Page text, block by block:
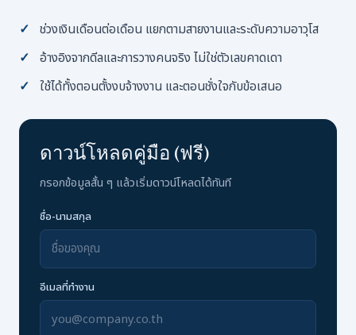
ช่วงเงินเดือนต่อเดือน แยกตามสายงานและระดับความอาวุโส
อ้างอิงจากดีลและการวางคนจริง ไม่ใช่ตัวเลขคาดเดา
ใช้ได้ทั้งตอนตั้งงบจ้างงาน และตอนชั่งใจกับข้อเสนอ
ดาวน์โหลดคู่มือ (ฟรี)
กรอกข้อมูลสั้น ๆ แล้วเริ่มดาวน์โหลดได้ทันที
ชื่อ-นามสกุล
อีเมลที่ทำงาน